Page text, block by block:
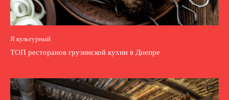
Я культурный
ТОП ресторанов грузинской кухни в Днепре